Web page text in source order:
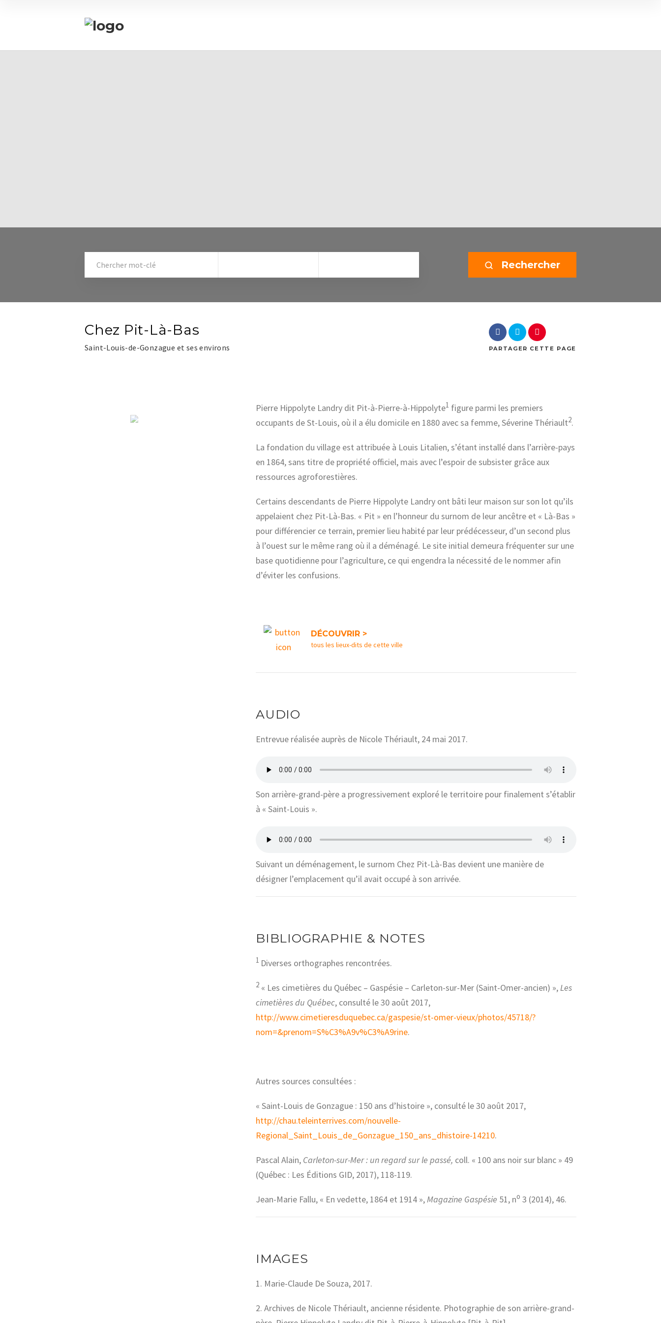
Rechercher
Chez Pit-Là-Bas
Saint-Louis-de-Gonzague et ses environs PARTAGER CETTE PAGE
Pierre Hippolyte Landry dit Pit-à-Pierre-à-Hippolyte1 figure parmi les premiers
occupants de St-Louis, où il a élu domicile en 1880 avec sa femme, Séverine Thériault2.
La fondation du village est attribuée à Louis Litalien, s’étant installé dans l’arrière-pays
en 1864, sans titre de propriété officiel, mais avec l’espoir de subsister grâce aux
ressources agroforestières.
Certains descendants de Pierre Hippolyte Landry ont bâti leur maison sur son lot qu’ils
appelaient chez Pit-Là-Bas. « Pit » en l’honneur du surnom de leur ancêtre et « Là-Bas »
pour différencier ce terrain, premier lieu habité par leur prédécesseur, d’un second plus
à l’ouest sur le même rang où il a déménagé. Le site initial demeura fréquenter sur une
base quotidienne pour l’agriculture, ce qui engendra la nécessité de le nommer afin
d’éviter les confusions.
DÉCOUVRIR >
tous les lieux-dits de cette ville
AUDIO
Entrevue réalisée auprès de Nicole Thériault, 24 mai 2017.
Son arrière-grand-père a progressivement exploré le territoire pour finalement s’établir
à « Saint-Louis ».
Suivant un déménagement, le surnom Chez Pit-Là-Bas devient une manière de
désigner l’emplacement qu’il avait occupé à son arrivée.
BIBLIOGRAPHIE & NOTES
1 Diverses orthographes rencontrées.
2 « Les cimetières du Québec – Gaspésie – Carleton-sur-Mer (Saint-Omer-ancien) »,Les
cimetières du Québec, consulté le 30 août 2017,
http://www.cimetieresduquebec.ca/gaspesie/st-omer-vieux/photos/45718/?
nom=&prenom=S%C3%A9v%C3%A9rine.
Autres sources consultées :
« Saint-Louis de Gonzague : 150 ans d’histoire », consulté le 30 août 2017,
http://chau.teleinterrives.com/nouvelle-
Regional_Saint_Louis_de_Gonzague_150_ans_dhistoire-14210.
Pascal Alain, Carleton-sur-Mer : un regard sur le passé, coll. « 100 ans noir sur blanc » 49
(Québec : Les Éditions GID, 2017), 118-119.
Jean-Marie Fallu, « En vedette, 1864 et 1914 »,Magazine Gaspésie 51, no 3 (2014), 46.
IMAGES
1. Marie-Claude De Souza, 2017.
2. Archives de Nicole Thériault, ancienne résidente. Photographie de son arrière-grand-